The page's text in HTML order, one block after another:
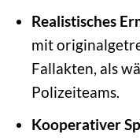
Realistisches
mit
Fallakten, als
Polizeiteams.
Kooperativer